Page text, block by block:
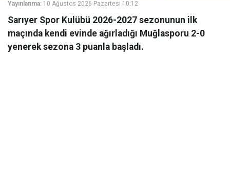
Yayınlanma: 10 Ağustos 2026 Pazartesi 10:12
Sarıyer Spor Kulübü 2026-2027 sezonunun ilk
maçında kendi evinde ağırladığı Muğlasporu 2-0
yenerek sezona 3 puanla başladı.